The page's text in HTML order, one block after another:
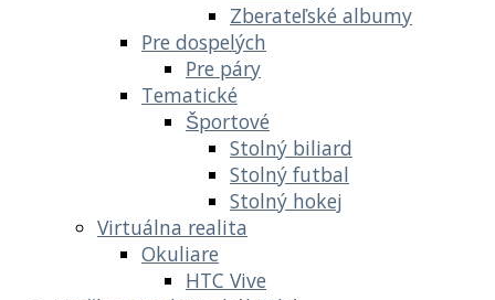
Zberateľské albumy
Pre dospelých
Pre páry
Tematické
Športové
Stolný biliard
Stolný futbal
Stolný hokej
Virtuálna realita
Okuliare
HTC Vive